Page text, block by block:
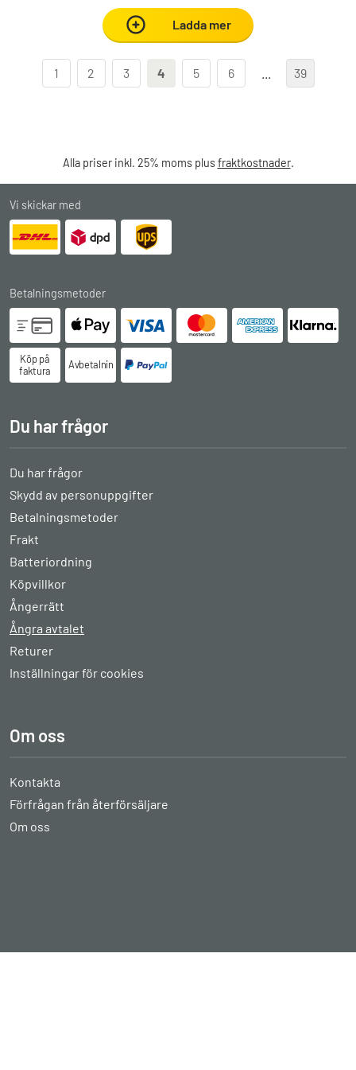
Ladda mer
1 2 3 4 5 6 39
Alla priser inkl. 25% moms plusfraktkostnader.
Vi skickar med
Betalningsmetoder
Köp på
faktura
Avbetalningsköp
Du har frågor
Du har frågor
Skydd av personuppgifter
Betalningsmetoder
Frakt
Batteriordning
Köpvillkor
Ångerrätt
Ångra avtalet
Returer
Inställningar för cookies
Om oss
Kontakta
Förfrågan från återförsäljare
Om oss